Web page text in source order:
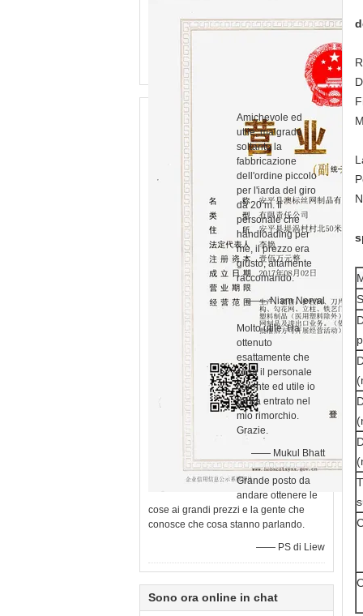
Amichevole ed
utile, malgrado
soltanto la
fabbricazione
dell'ordine piccolo
per l'iarda del giro
da 20 m. Il
personale che
handloading per
me, il prezzo era
giusto, altamente
raccomando.
—— Niam Nerval
Molto utile. Ha
ottenuto
esattamente che
cosa il personale
carente ed utile io
gli ha entrato nel
mio rimorchio.
Grazie.
—— Mukul Bhatt
Grande posto da
andare ottenere le
cose ai grandi prezzi e la gente che
conosce che cosa stanno parlando.
—— PS di Liew
Sono ora online in chat